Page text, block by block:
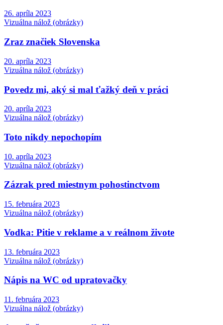
26. apríla 2023
Vizuálna nálož (obrázky)
Zraz značiek Slovenska
20. apríla 2023
Vizuálna nálož (obrázky)
Povedz mi, aký si mal ťažký deň v práci
20. apríla 2023
Vizuálna nálož (obrázky)
Toto nikdy nepochopím
10. apríla 2023
Vizuálna nálož (obrázky)
Zázrak pred miestnym pohostinctvom
15. februára 2023
Vizuálna nálož (obrázky)
Vodka: Pitie v reklame a v reálnom živote
13. februára 2023
Vizuálna nálož (obrázky)
Nápis na WC od upratovačky
11. februára 2023
Vizuálna nálož (obrázky)